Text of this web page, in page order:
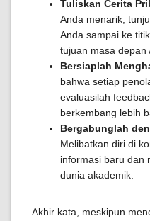
Tuliskan Cerita
Anda menarik;
Anda sampai ke
tujuan masa depan
Bersiaplah
bahwa setiap
evaluasilah
berkembang lebih
Bergabunglah
Melibatkan diri di
informasi baru dan
dunia akademik.
Akhir kata, meskipun